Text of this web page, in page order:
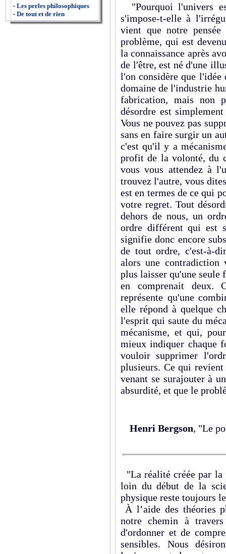
- Les perles philosophiques
- De tout et de rien
"Pourquoi l'univers
s'impose-t-elle à
vient que notre
problème, qui est
la connaissance après
de l'être, est né d'une
l'on considère que l'idée
domaine de l'industrie
fabrication, mais non
désordre est
Vous ne pouvez pas
sans en faire surgir un
c'est qu'il y a
profit de la volonté, du
vous vous attendez à
trouvez l'autre, vous
est en termes de ce qui
votre regret. Tout
dehors de nous, un
ordre différent qui est
signifie donc encore
de tout ordre, c'est-à-
alors une contradiction
plus laisser qu'une seule
en comprenait deux.
représente qu'une
elle répond à quelque
l'esprit qui saute du
mécanisme, et qui,
mieux indiquer chaque
vouloir supprimer
plusieurs. Ce qui
venant se surajouter à
absurdité, et que le
Henri Bergson, "Le
"La réalité créée par la
loin du début de la
physique reste toujours
À l’aide des théories
notre chemin à
d'ordonner et de
sensibles. Nous